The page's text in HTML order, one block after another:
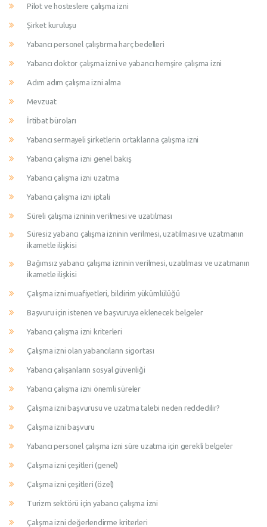
Pilot ve hosteslere çalışma izni
Şirket kuruluşu
Yabancı personel çalıştırma harç bedelleri
Yabancı doktor çalışma izni ve yabancı hemşire çalışma izni
Adım adım çalışma izni alma
Mevzuat
İrtibat büroları
Yabancı sermayeli şirketlerin ortaklarına çalışma izni
Yabancı çalışma izni genel bakış
Yabancı çalışma izni uzatma
Yabancı çalışma izni iptali
Süreli çalışma izninin verilmesi ve uzatılması
Süresiz yabancı çalışma izninin verilmesi, uzatılması ve uzatmanın
ikametle ilişkisi
Bağımsız yabancı çalışma izninin verilmesi, uzatılması ve uzatmanın
ikametle ilişkisi
Çalışma izni muafiyetleri, bildirim yükümlülüğü
Başvuru için istenen ve başvuruya eklenecek belgeler
Yabancı çalışma izni kriterleri
Çalışma izni olan yabancıların sigortası
Yabancı çalışanların sosyal güvenliği
Yabancı çalışma izni önemli süreler
Çalışma izni başvurusu ve uzatma talebi neden reddedilir?
Çalışma izni başvuru
Yabancı personel çalışma izni süre uzatma için gerekli belgeler
Çalışma izni çeşitleri (genel)
Çalışma izni çeşitleri (özel)
Turizm sektörü için yabancı çalışma izni
Çalışma izni değerlendirme kriterleri